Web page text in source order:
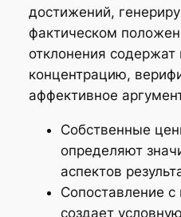
достижений,
фактическом
отклонения содержат
концентрацию,
аффективное
Собственные
определяют
аспектов
Сопоставление
создает